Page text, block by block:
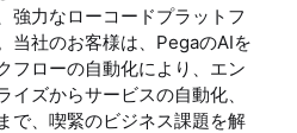
強力なローコードプラットフ
当社のお客様は、PegaのAIを
フローの自動化により、エン
ズからサービスの自動化、
で、喫緊のビジネス課題を解